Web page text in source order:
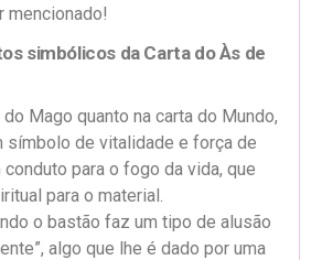
mencionado!
simbólicos da Carta do Às de
do Mago quanto na carta do Mundo,
símbolo de vitalidade e força de
conduto para o fogo da vida, que
para o material.
o bastão faz um tipo de alusão
algo que lhe é dado por uma